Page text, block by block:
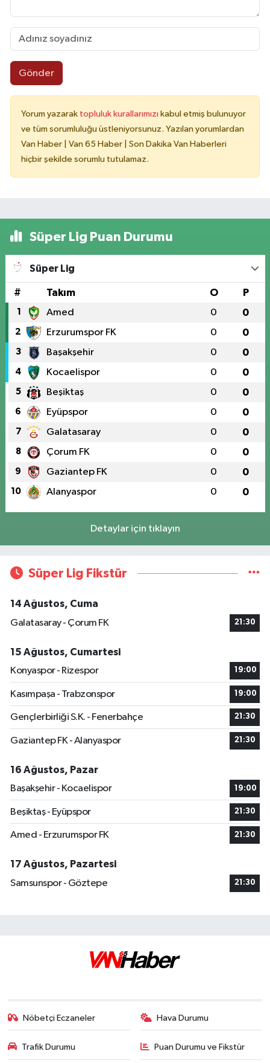
Gönder
Yorum yazarak topluluk kurallarımızı kabul etmiş bulunuyor
ve tüm sorumluluğu üstleniyorsunuz. Yazılan yorumlardan
Van Haber | Van 65 Haber | Son Dakika Van Haberleri
hiçbir şekilde sorumlu tutulamaz.
Süper Lig Puan Durumu
Süper Lig
# Takım O P
1 Amed 0 0
2 Erzurumspor FK 0 0
3 Başakşehir 0 0
4 Kocaelispor 0 0
5 Beşiktaş 0 0
6 Eyüpspor 0 0
7 Galatasaray 0 0
8 Çorum FK 0 0
9 Gaziantep FK 0 0
10 Alanyaspor 0 0
Detaylar için tıklayın
Süper Lig Fikstür
14 Ağustos, Cuma
Galatasaray - Çorum FK
21:30
15 Ağustos, Cumartesi
Konyaspor - Rizespor
19:00
Kasımpaşa - Trabzonspor 19:00
Gençlerbirliği S.K. - Fenerbahçe 21:30
Gaziantep FK - Alanyaspor 21:30
16 Ağustos, Pazar
Başakşehir - Kocaelispor
19:00
Beşiktaş - Eyüpspor 21:30
Amed - Erzurumspor FK 21:30
17 Ağustos, Pazartesi
Samsunspor - Göztepe
21:30
Nöbetçi Eczaneler Hava Durumu
Trafik Durumu Puan Durumu ve Fikstür